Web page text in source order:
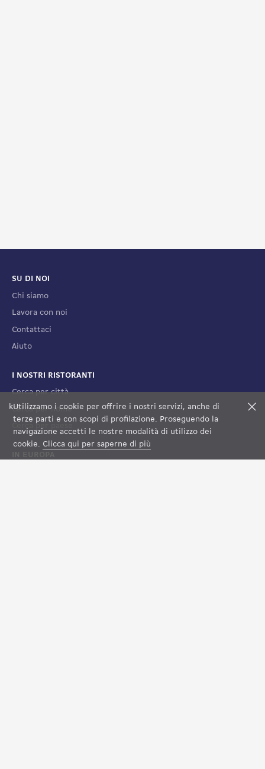
kUtilizzamo i cookie per offrire i nostri servizi, anche di
terze parti e con scopi di profilazione. Proseguendo la
navigazione accetti le nostre modalità di utilizzo dei
cookie. Clicca qui per saperne di più
FILTRI VEDI LA MAPPA
SU DI NOI
Chi siamo
Lavora con noi
Contattaci
Aiuto
I NOSTRI RISTORANTI
Cerca per città
Cerca per nome
Cerca per paese